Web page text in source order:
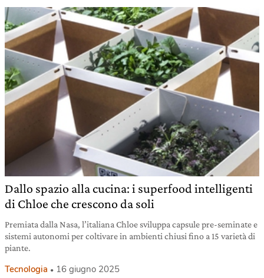
Dallo spazio alla cucina: i superfood intelligenti
di Chloe che crescono da soli
Premiata dalla Nasa, l’italiana Chloe sviluppa capsule pre-seminate e
sistemi autonomi per coltivare in ambienti chiusi fino a 15 varietà di
piante.
Tecnologia 16 giugno 2025